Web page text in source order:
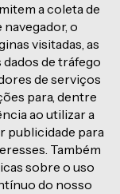
a coleta de
o
visitadas, as
de tráfego
de serviços
para, dentre
ao utilizar a
publicidade para
Também
sobre o uso
do nosso